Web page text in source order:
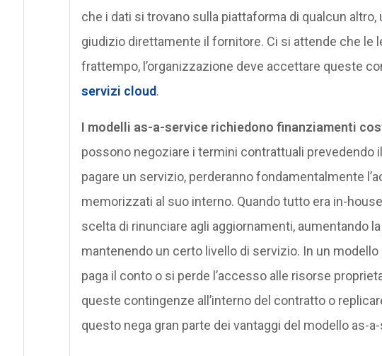
che i dati si trovano sulla piattaforma di qualcun altro,
giudizio direttamente il fornitore. Ci si attende che le
frattempo, l’organizzazione deve accettare queste
servizi cloud.
I modelli as-a-service richiedono finanziamenti
possono negoziare i termini contrattuali prevedendo
pagare un servizio, perderanno fondamentalmente
memorizzati al suo interno. Quando tutto era in-
scelta di rinunciare agli aggiornamenti, aumentando
mantenendo un certo livello di servizio. In un modello
paga il conto o si perde l’accesso alle risorse
queste contingenze all’interno del contratto o
questo nega gran parte dei vantaggi del modello as-